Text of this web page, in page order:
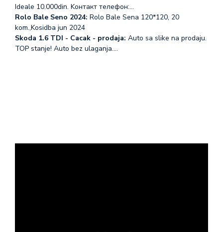
Ideale 10.000din. Koнтакт телефон:…
Rolo Bale Seno 2024: Rolo Bale Sena 120*120, 20
kom.,Kosidba jun 2024
Skoda 1.6 TDI - Cacak - prodaja: Auto sa slike na prodaju.
TOP stanje! Auto bez ulaganja.…